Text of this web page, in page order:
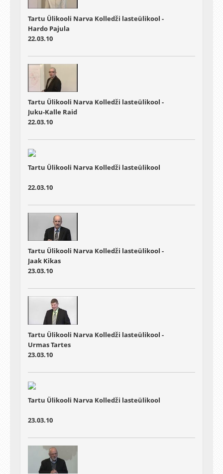
Tartu Ülikooli Narva Kolledži lasteülikool -
Hardo Pajula
22.03.10
Tartu Ülikooli Narva Kolledži lasteülikool -
Juku-Kalle Raid
22.03.10
Tartu Ülikooli Narva Kolledži lasteülikool
22.03.10
Tartu Ülikooli Narva Kolledži lasteülikool -
Jaak Kikas
23.03.10
Tartu Ülikooli Narva Kolledži lasteülikool -
Urmas Tartes
23.03.10
Tartu Ülikooli Narva Kolledži lasteülikool
23.03.10